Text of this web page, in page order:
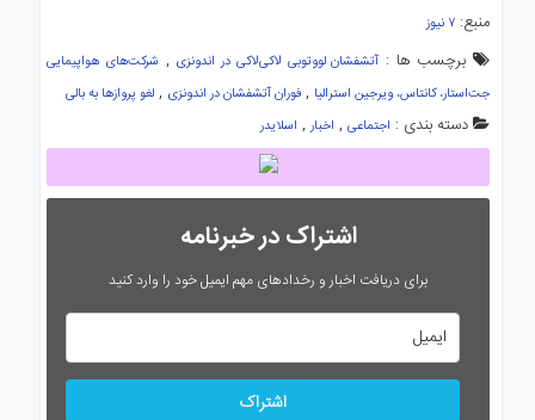
منبع: ۷ نیوز
برچسب ها : آتشفشان لووتوبی لاکی‌لاکی در اندونزی , شرکت‌های هواپیمایی
جت‌استار، کانتاس، ویرجین استرالیا , فوران آتشفشان در اندونزی , لغو پروازها به بالی
دسته بندی : اجتماعی, اخبار, اسلایدر
اشتراک در خبرنامه
برای دریافت اخبار و رخدادهای مهم ایمیل خود را وارد کنید
اشتراک